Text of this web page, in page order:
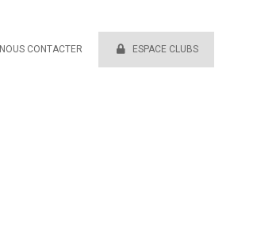
NOUS CONTACTER ESPACE CLUBS